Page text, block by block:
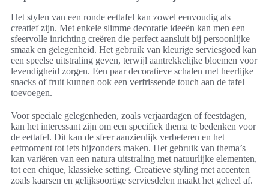
Het stylen van een ronde eettafel kan zowel eenvoudig als
creatief zijn. Met enkele slimme decoratie ideeën kan men een
sfeervolle inrichting creëren die perfect aansluit bij persoonlijke
smaak en gelegenheid. Het gebruik van kleurige serviesgoed kan
een speelse uitstraling geven, terwijl aantrekkelijke bloemen voor
levendigheid zorgen. Een paar decoratieve schalen met heerlijke
snacks of fruit kunnen ook een verfrissende touch aan de tafel
toevoegen.
Voor speciale gelegenheden, zoals verjaardagen of feestdagen,
kan het interessant zijn om een specifiek thema te bedenken voor
de eettafel. Dit kan de sfeer aanzienlijk verbeteren en het
eetmoment tot iets bijzonders maken. Het gebruik van thema’s
kan variëren van een natura uitstraling met natuurlijke elementen,
tot een chique, klassieke setting. Creatieve styling met accenten
zoals kaarsen en gelijksoortige serviesdelen maakt het geheel af.